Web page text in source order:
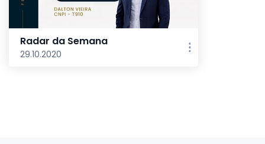
Radar da Semana
29.10.2020